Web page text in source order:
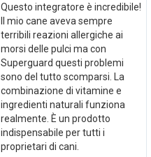
Questo integratore è incredibile!
Il mio cane aveva sempre
terribili reazioni allergiche ai
morsi delle pulci ma con
Superguard questi problemi
sono del tutto scomparsi. La
combinazione di vitamine e
ingredienti naturali funziona
realmente. È un prodotto
indispensabile per tutti i
proprietari di cani.